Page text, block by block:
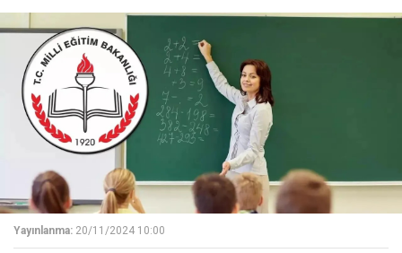
Yayınlanma: 20/11/2024 10:00